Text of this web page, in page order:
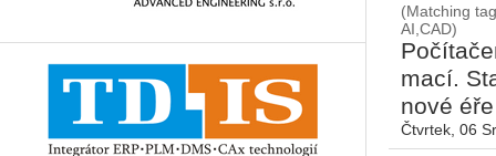
(Matching
AI,CAD)
ma­cí.
nové
Čtvrtek, 06